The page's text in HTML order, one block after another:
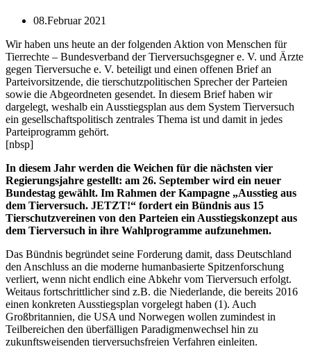
08.Februar 2021
Wir haben uns heute an der folgenden Aktion von Menschen für
Tierrechte – Bundesverband der Tierversuchsgegnere. V. und Ärzte
gegen Tierversuche e. V. beteiligt und einen offenen Brief an
Parteivorsitzende, die tierschutzpolitischen Sprecher der Parteien
sowie die Abgeordneten gesendet. In diesem Brief haben wir
dargelegt, weshalb ein Ausstiegsplan aus dem System Tierversuch
ein gesellschaftspolitisch zentrales Thema ist und damit in jedes
Parteiprogramm gehört.
[nbsp]
In diesem Jahr werden die Weichen für die nächsten vier
Regierungsjahre gestellt: am 26. September wird ein neuer
Bundestag gewählt. Im Rahmen der Kampagne „Ausstieg aus
dem Tierversuch. JETZT!“ fordert ein Bündnis aus 15
Tierschutzvereinen von den Parteien ein Ausstiegskonzept aus
dem Tierversuch in ihre Wahlprogramme aufzunehmen.
Das Bündnis begründet seine Forderung damit, dass Deutschland
den Anschluss an die moderne humanbasierte Spitzenforschung
verliert, wenn nicht endlich eine Abkehr vom Tierversuch erfolgt.
Weitaus fortschrittlicher sind z.B. die Niederlande, die bereits 2016
einen konkreten Ausstiegsplan vorgelegt haben (1). Auch
Großbritannien, die USA und Norwegen wollen zumindest in
Teilbereichen den überfälligen Paradigmenwechsel hin zu
zukunftsweisenden tierversuchsfreien Verfahren einleiten.